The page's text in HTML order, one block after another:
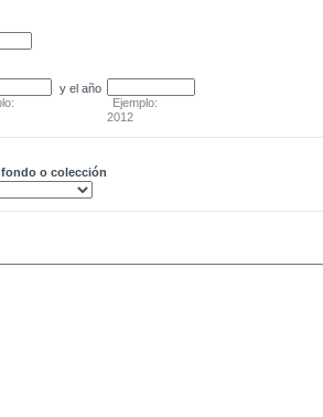
y el año
Ejemplo:
2012
o colección